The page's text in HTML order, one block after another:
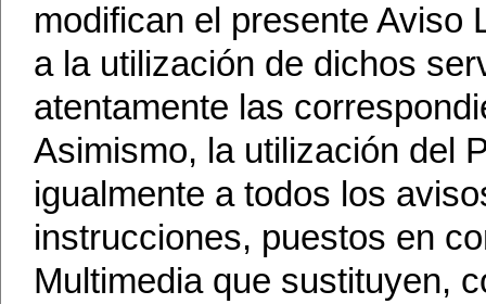
modifican el presente Aviso
a la utilización de dichos
atentamente las
Asimismo, la utilización del
igualmente a todos los
instrucciones, puestos en
Multimedia que sustituyen,